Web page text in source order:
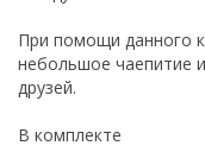
При помощи данного
небольшое чаепитие
друзей.
В комплекте